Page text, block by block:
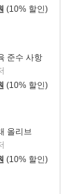
(10% 할인)
준수 사항
(10% 할인)
올리브
(10% 할인)